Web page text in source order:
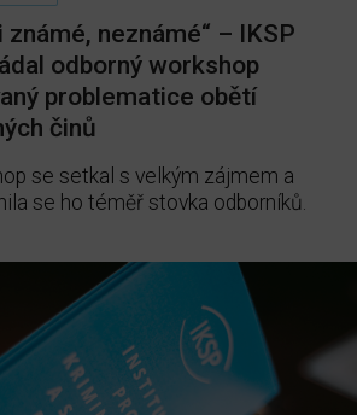
známé, neznámé“ – IKSP
odborný workshop
problematice obětí
činů
se setkal s velkým zájmem a
se ho téměř stovka odborníků.